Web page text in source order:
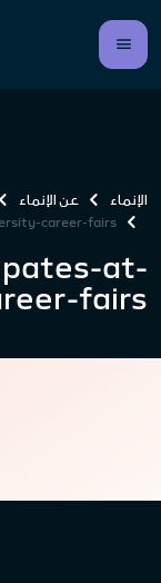
الإنماء عن الإنماء
career-fairs
at-
fairs